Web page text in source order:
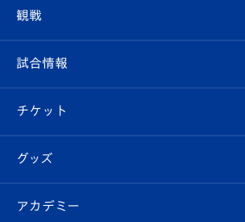
クラブ
試合情報
チケット
イベント
クラブ概要
エンブレム紹介
スタッフプロフィール
観戦
観戦ルール
はじめての観戦ガイド
Revive Team
試合情報
試合日程/結果
フォトギャラリー
チケット
チケット
グッズ
オンラインショップ
アカデミー